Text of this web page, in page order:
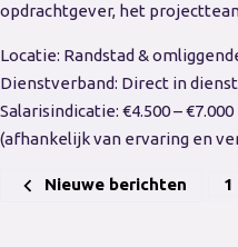
opdrachtgever, het
Locatie: Randstad &
Dienstverband: Direct in
Salarisindicatie: €4.500 –
(afhankelijk van ervaring en
Berichten
Nieuwe berichten 1